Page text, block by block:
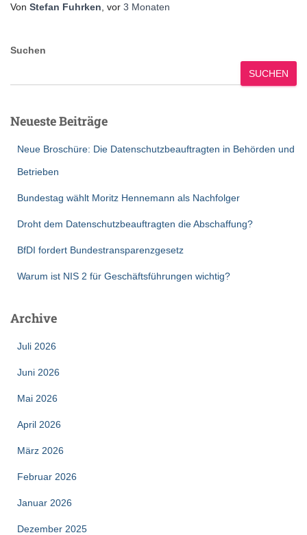
Von Stefan Fuhrken , vor 3 Monaten
Suchen
SUCHEN
Neueste Beiträge
Neue Broschüre: Die Datenschutzbeauftragten in Behörden und
Betrieben
Bundestag wählt Moritz Hennemann als Nachfolger
Droht dem Datenschutzbeauftragten die Abschaffung?
BfDI fordert Bundestransparenzgesetz
Warum ist NIS 2 für Geschäftsführungen wichtig?
Archive
Juli 2026
Juni 2026
Mai 2026
April 2026
März 2026
Februar 2026
Januar 2026
Dezember 2025